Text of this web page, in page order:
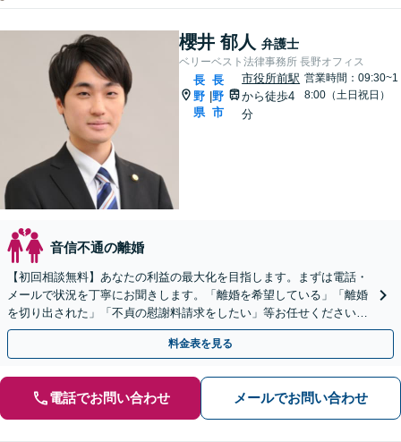
櫻井 郁人 弁護士
ベリーベスト法律事務所 長野オフィス
長
野
県
長
野
市
市役所前駅
から徒歩4
分
営業時間：09:30~1
8:00（土日祝日）
音信不通の離婚
【初回相談無料】あなたの利益の最大化を目指します。まずは電話・
メールで状況を丁寧にお聞きします。「離婚を希望している」「離婚
を切り出された」「不貞の慰謝料請求をしたい」等お任せください。
【リーズナブルな料金設定】
料金表を見る
電話でお問い合わせ メールでお問い合わせ